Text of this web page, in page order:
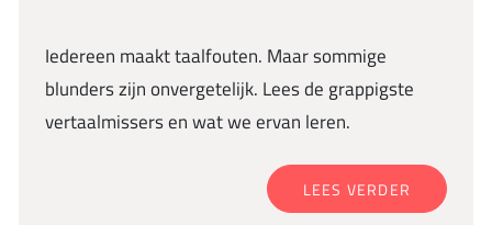
Iedereen maakt taalfouten. Maar sommige
blunders zijn onvergetelijk. Lees de grappigste
vertaalmissers en wat we ervan leren.
LEES VERDER